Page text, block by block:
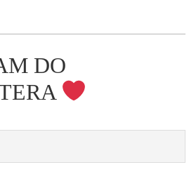
DO